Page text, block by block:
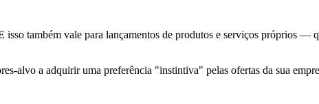
isso também vale para lançamentos de produtos e serviços próprios —
alvo a adquirir uma preferência "instintiva" pelas ofertas da sua